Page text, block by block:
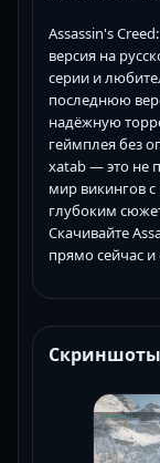
Assassin's
версия на
серии и
последнюю
надёжную
геймплея без
xatab — это не
мир викингов с
глубоким
Скачивайте
прямо сейчас и
Скриншоты